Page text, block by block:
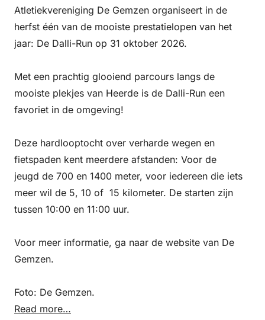
Atletiekvereniging De Gemzen organiseert in de
herfst één van de mooiste prestatielopen van het
jaar: De Dalli-Run op 31 oktober 2026.
Met een prachtig glooiend parcours langs de
mooiste plekjes van Heerde is de Dalli-Run een
favoriet in de omgeving!
Deze hardlooptocht over verharde wegen en
fietspaden kent meerdere afstanden: Voor de
jeugd de 700 en 1400 meter, voor iedereen die iets
meer wil de 5, 10 of 15 kilometer. De starten zijn
tussen 10:00 en 11:00 uur.
Voor meer informatie, ga naar de website van De
Gemzen.
Foto: De Gemzen.
Read more…